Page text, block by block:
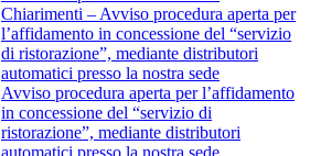
Chiarimenti – Avviso procedura aperta per
l’affidamento in concessione del “servizio
di ristorazione”, mediante distributori
automatici presso la nostra sede
Avviso procedura aperta per l’affidamento
in concessione del “servizio di
ristorazione”, mediante distributori